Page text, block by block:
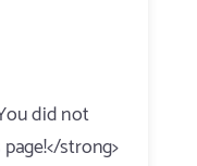
did not
strong>